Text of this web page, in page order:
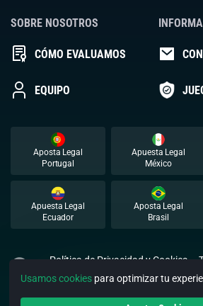
SOBRE NOSOTROS
CÓMO EVALUAMOS
EQUIPO
Aposta Legal
Portugal
Apuesta Legal
México
Apuesta Legal
Ecuador
Aposta Legal
Brasil
Política de Privacidad y Cookies
© 2026 Apuestalegal. Todos los
Usamos cookies para optimizar tu